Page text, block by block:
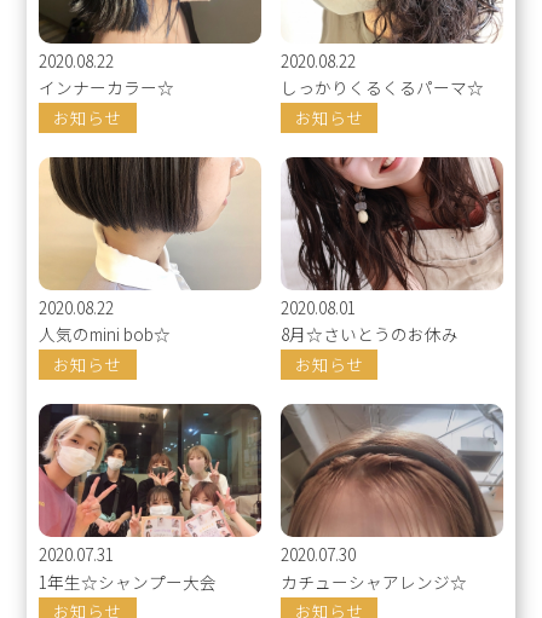
2020.08.22
インナーカラー☆
お知らせ
2020.08.22
しっかりくるくるパーマ☆
お知らせ
2020.08.22
人気のmini bob☆
お知らせ
2020.08.01
8月☆さいとうのお休み
お知らせ
2020.07.31
1年生☆シャンプー大会
お知らせ
2020.07.30
カチューシャアレンジ☆
お知らせ